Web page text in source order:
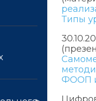
Типы
ФООП